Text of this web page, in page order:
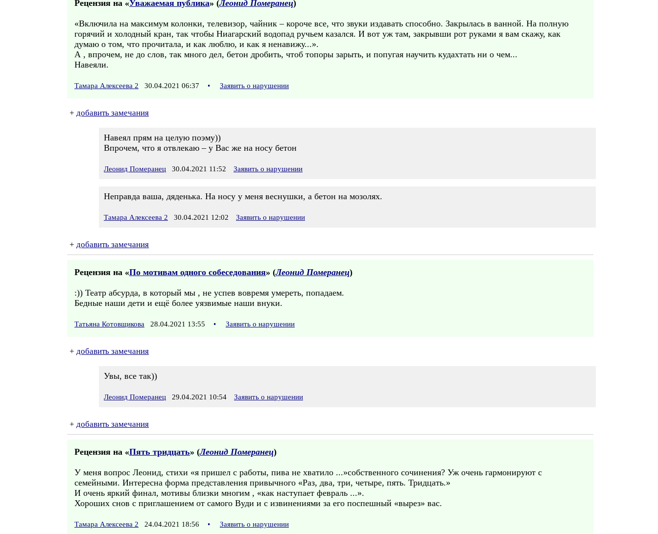
Рецензия на «Уважаемая публика» (Леонид Померанец)
«Включила на максимум колонки, телевизор, чайник – короче все, что звуки издавать способно. Закрылась в ванной. На полную
горячий и холодный кран, так чтобы Ниагарский водопад ручьем казался. И вот уж там, закрывши рот руками я вам скажу, как
думаю о том, что прочитала, и как люблю, и как я ненавижу...».
А , впрочем, не до слов, так много дел, бетон дробить, чтоб топоры зарыть, и попугая научить кудахтать ни о чем...
Навеяли.
Тамара Алексеева 2 30.04.2021 06:37 • Заявить о нарушении
+ добавить замечания
Навеял прям на целую поэму))
Впрочем, что я отвлекаю – у Вас же на носу бетон
Леонид Померанец 30.04.2021 11:52 Заявить о нарушении
Неправда ваша, дяденька. На носу у меня веснушки, а бетон на мозолях.
Тамара Алексеева 2 30.04.2021 12:02 Заявить о нарушении
+ добавить замечания
Рецензия на «По мотивам одного собеседования» (Леонид Померанец)
:)) Театр абсурда, в который мы , не успев вовремя умереть, попадаем.
Бедные наши дети и ещё более уязвимые наши внуки.
Татьяна Котовщикова 28.04.2021 13:55 • Заявить о нарушении
+ добавить замечания
Увы, все так))
Леонид Померанец 29.04.2021 10:54 Заявить о нарушении
+ добавить замечания
Рецензия на «Пять тридцать» (Леонид Померанец)
У меня вопрос Леонид, стихи «я пришел с работы, пива не хватило ...»собственного сочинения? Уж очень гармонируют с
семейными. Интересна форма представления привычного «Раз, два, три, четыре, пять. Тридцать.»
И очень яркий финал, мотивы близки многим , «как наступает февраль ...».
Хороших снов с приглашением от самого Вуди и с извинениями за его поспешный «вырез» вас.
Тамара Алексеева 2 24.04.2021 18:56 • Заявить о нарушении